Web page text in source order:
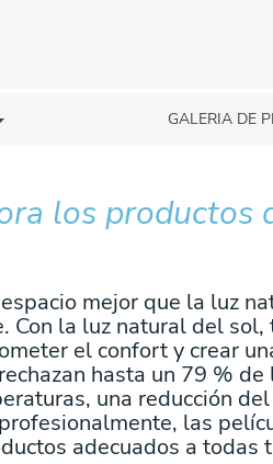
GALERIA DE
los productos
mejor que la luz
Con la luz natural del
el confort y crear
hasta un 79 %
una reducción
las
adecuados a todas